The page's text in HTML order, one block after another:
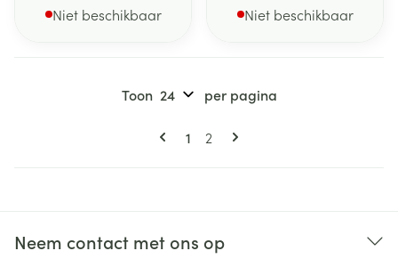
Niet beschikbaar Niet beschikbaar
Pagina's
U lees momenteel pagina
1 Pagina
2
Toon per pagina
Neem contact met ons op